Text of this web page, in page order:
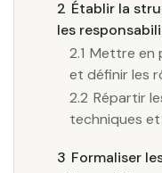
2 Établir la
les
2.1 Mettre en
et définir les
2.2 Répartir
techniques
3 Formaliser